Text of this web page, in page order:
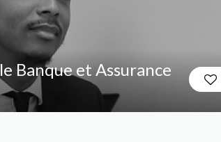
Banque et Assurance